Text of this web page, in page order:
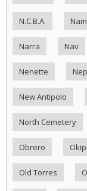
N.C.B.A.
Narra Nav
Nenette
New Antipolo
North Cemetery
Obrero
Old Torres